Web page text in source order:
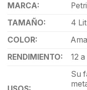
MARCA:
TAMAÑO:
4
COLOR:
RENDIMIENTO:
12
Su